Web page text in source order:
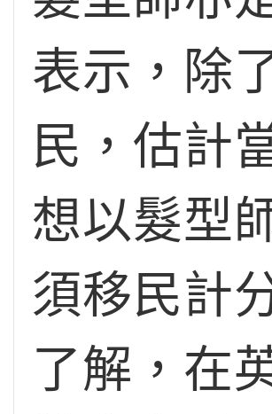
表示，除
民，估計
想以髮型
須移民計
了解，在